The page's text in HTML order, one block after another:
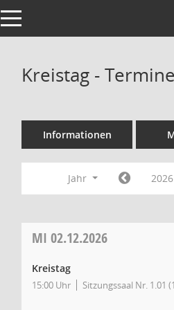
Toggle navigation
Kreistag -
Informationen
Jahr 2026
MI 02.12.2026
Kreistag
15:00 Uhr Sitzungssaal Nr. 1.01